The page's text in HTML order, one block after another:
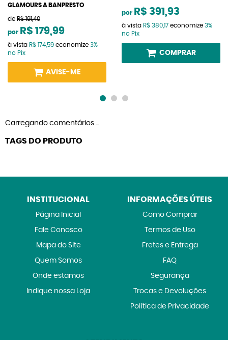
GLAMOURS A BANPRESTO
de R$ 191,40
por R$ 179,99
à vista R$ 174,59 economize 3%
no Pix
AVISE-ME
por R$ 391,93
à vista R$ 380,17 economize 3%
no Pix
COMPRAR
Carregando comentários ...
TAGS DO PRODUTO
INSTITUCIONAL
Página Inicial
Fale Conosco
Mapa do Site
Quem Somos
Onde estamos
Indique nossa Loja
INFORMAÇÕES ÚTEIS
Como Comprar
Termos de Uso
Fretes e Entrega
FAQ
Segurança
Trocas e Devoluções
Política de Privacidade